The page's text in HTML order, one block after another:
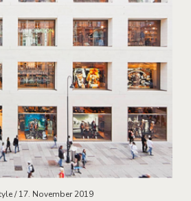
17. November 2019